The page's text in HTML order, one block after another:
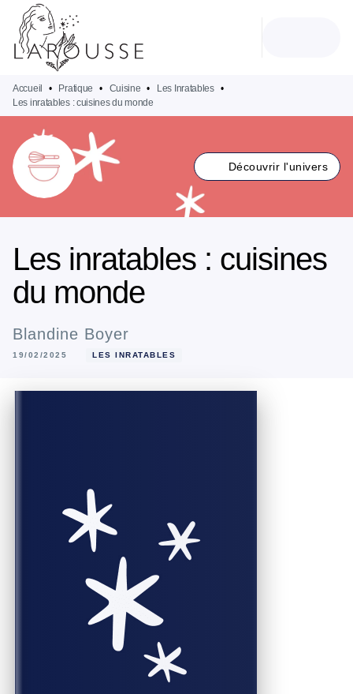
MENU
PIED DE PAGE
Accueil • Pratique • Cuisine • Les Inratables •
Les inratables : cuisines du monde
Découvrir l'univers
Les inratables : cuisines
du monde
Blandine Boyer
19/02/2025 LES INRATABLES